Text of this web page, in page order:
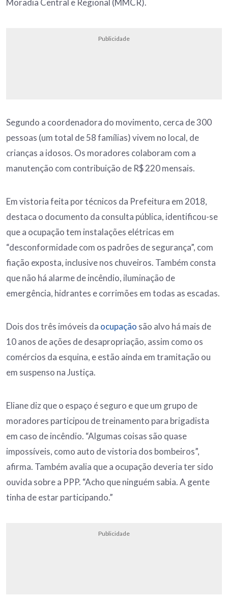
Moradia Central e Regional (MMCR).
Publicidade
Segundo a coordenadora do movimento, cerca de 300
pessoas (um total de 58 famílias) vivem no local, de
crianças a idosos. Os moradores colaboram com a
manutenção com contribuição de R$ 220 mensais.
Em vistoria feita por técnicos da Prefeitura em 2018,
destaca o documento da consulta pública, identificou-se
que a ocupação tem instalações elétricas em
“desconformidade com os padrões de segurança”, com
fiação exposta, inclusive nos chuveiros. Também consta
que não há alarme de incêndio, iluminação de
emergência, hidrantes e corrimões em todas as escadas.
Dois dos três imóveis da ocupação são alvo há mais de
10 anos de ações de desapropriação, assim como os
comércios da esquina, e estão ainda em tramitação ou
em suspenso na Justiça.
Eliane diz que o espaço é seguro e que um grupo de
moradores participou de treinamento para brigadista
em caso de incêndio. “Algumas coisas são quase
impossíveis, como auto de vistoria dos bombeiros”,
afirma. Também avalia que a ocupação deveria ter sido
ouvida sobre a PPP. “Acho que ninguém sabia. A gente
tinha de estar participando.”
Publicidade